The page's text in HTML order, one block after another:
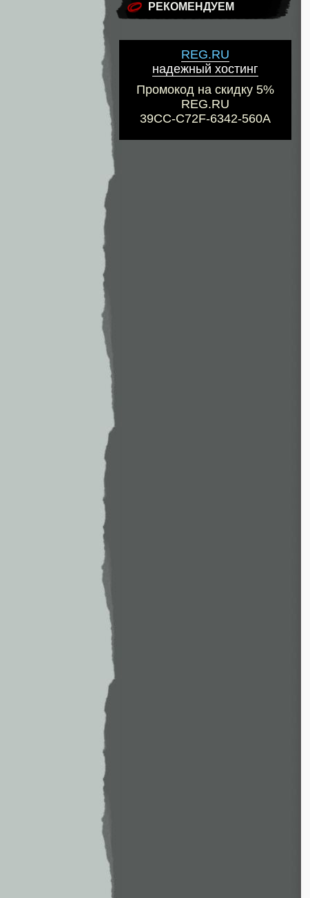
РЕКОМЕНДУЕМ
REG.RU
надежный хостинг
Промокод на скидку 5%
REG.RU
39CC-C72F-6342-560A